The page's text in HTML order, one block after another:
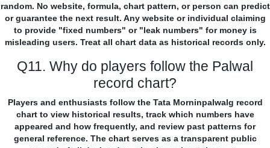
random. No website, formula, chart pattern, or person can predict
or guarantee the next result. Any website or individual claiming
to provide "fixed numbers" or "leak numbers" for money is
misleading users. Treat all chart data as historical records only.
Q11. Why do players follow the Palwal
record chart?
Players and enthusiasts follow the Tata Morninpalwalg record
chart to view historical results, track which numbers have
appeared and how frequently, and review past patterns for
general reference. The chart serves as a transparent public